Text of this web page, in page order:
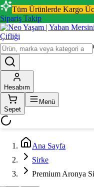
Tüm Ürünlerde Kargo
Sipariş Takip
Hesabım
Sepet
Menü
Ana Sayfa
Sirke
Premium Aronya